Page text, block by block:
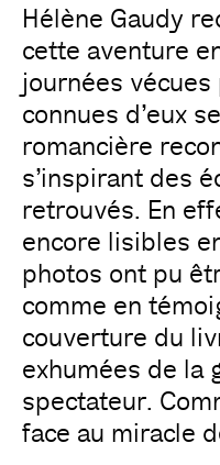
Hélène Gaudy
cette aventure
journées
connues d’eux
romancière
s’inspirant des
retrouvés. En
encore lisibles
photos ont pu
comme en
couverture du
exhumées de la
spectateur.
face au miracle